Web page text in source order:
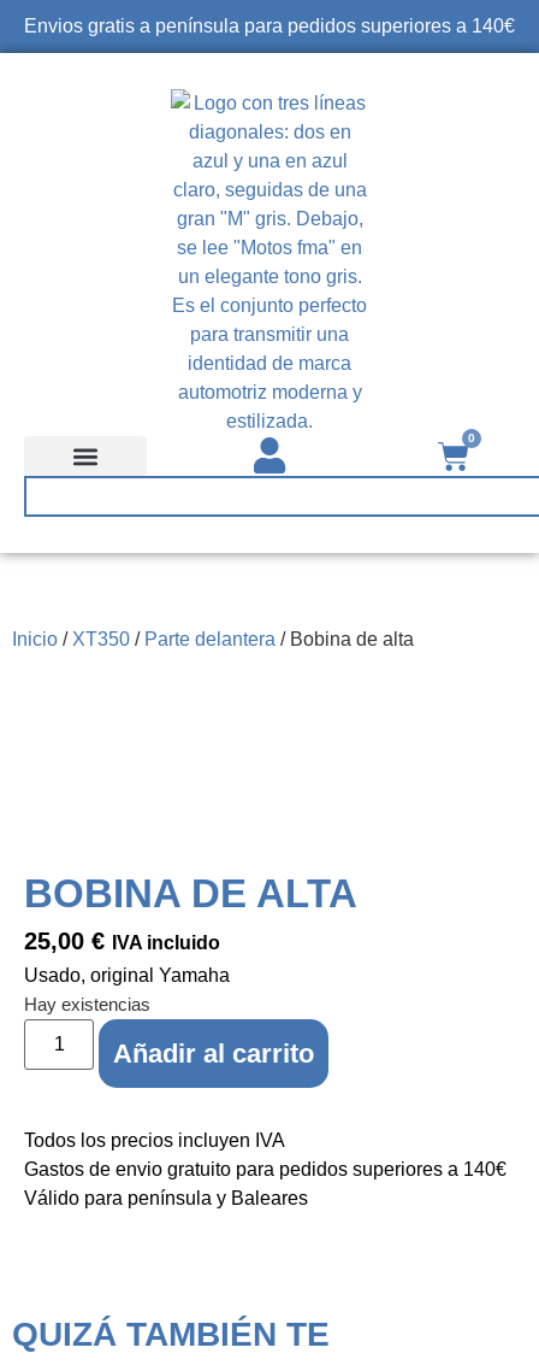
Envios gratis a península para pedidos superiores a 140€
0
Inicio / XT350 / Parte delantera / Bobina de alta
BOBINA DE ALTA
25,00 € IVA incluido
Usado, original Yamaha
Hay existencias
Añadir al carrito
Todos los precios incluyen IVA
Gastos de envio gratuito para pedidos superiores a 140€
Válido para península y Baleares
QUIZÁ TAMBIÉN TE